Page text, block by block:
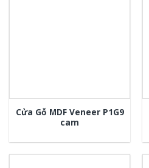
Cửa Gỗ MDF Veneer P1G9
cam